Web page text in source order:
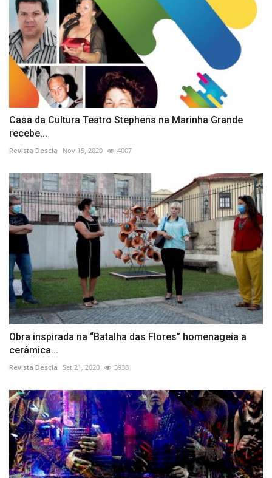
Casa da Cultura Teatro Stephens na Marinha Grande
recebe...
Revista Descla Nov 15, 2020 4007
Obra inspirada na “Batalha das Flores” homenageia a
cerâmica...
Revista Descla Set 21, 2020 3938